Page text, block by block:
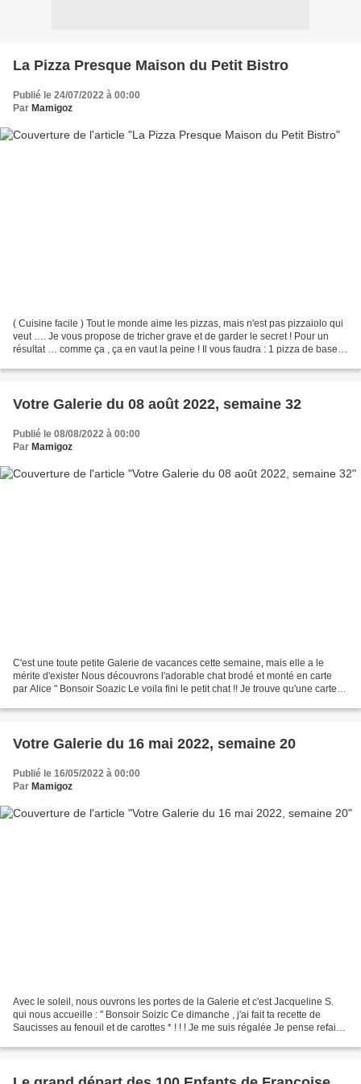
La Pizza Presque Maison du Petit Bistro
Publié le 24/07/2022 à 00:00
Par Mamigoz
( Cuisine facile ) Tout le monde aime les pizzas, mais n'est pas pizzaiolo qui
veut …. Je vous propose de tricher grave et de garder le secret ! Pour un
résultat … comme ça , ça en vaut la peine ! Il vous faudra : 1 pizza de base,
Votre Galerie du 08 août 2022, semaine 32
Publié le 08/08/2022 à 00:00
Par Mamigoz
C'est une toute petite Galerie de vacances cette semaine, mais elle a le
mérite d'exister Nous découvrons l'adorable chat brodé et monté en carte
par Alice " Bonsoir Soazic Le voila fini le petit chat !! Je trouve qu'une carte
Votre Galerie du 16 mai 2022, semaine 20
Publié le 16/05/2022 à 00:00
Par Mamigoz
Avec le soleil, nous ouvrons les portes de la Galerie et c'est Jacqueline S.
qui nous accueille : " Bonsoir Soizic Ce dimanche , j'ai fait ta recette de
Saucisses au fenouil et de carottes * ! ! ! Je me suis régalée Je pense refaire